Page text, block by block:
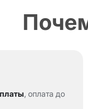
, оплата до